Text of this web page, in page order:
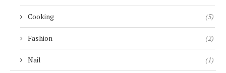
Cooking (5)
Fashion (2)
Nail (1)